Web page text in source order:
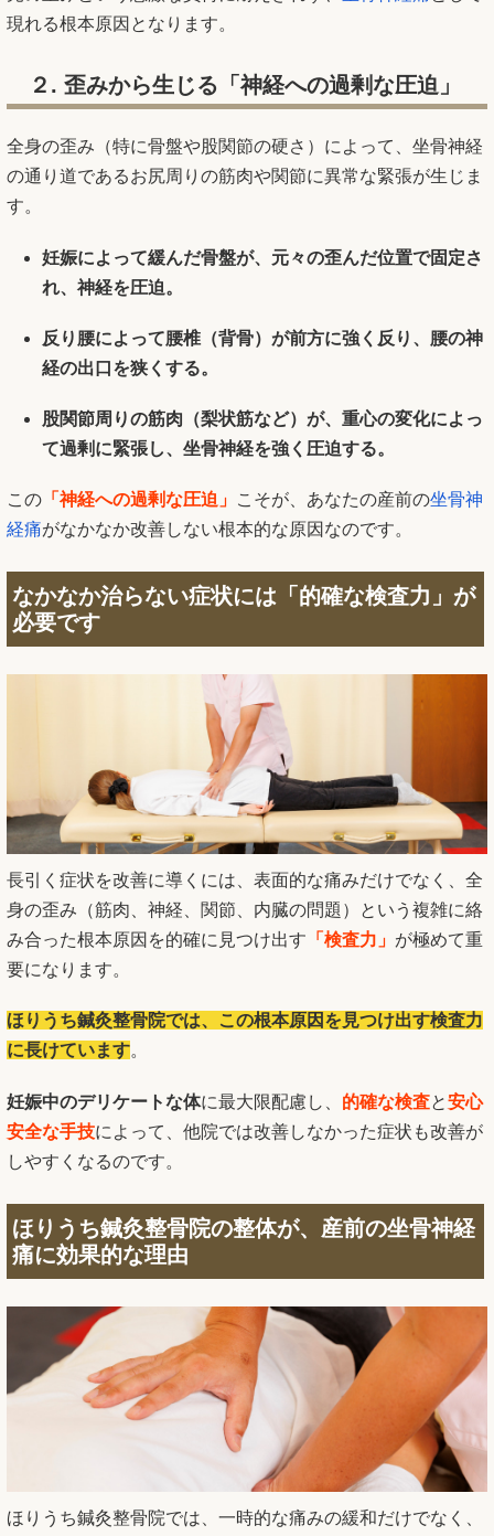
現れる根本原因となります。
２. 歪みから生じる「神経への過剰な圧迫」
全身の歪み（特に骨盤や股関節の硬さ）によって、坐骨神経
の通り道であるお尻周りの筋肉や関節に異常な緊張が生じま
す。
妊娠によって緩んだ骨盤が、元々の歪んだ位置で固定さ
れ、神経を圧迫。
反り腰によって腰椎（背骨）が前方に強く反り、腰の神
経の出口を狭くする。
股関節周りの筋肉（梨状筋など）が、重心の変化によっ
て過剰に緊張し、坐骨神経を強く圧迫する。
この 「神経への過剰な圧迫」 こそが、あなたの産前の坐骨神
経痛がなかなか改善しない根本的な原因なのです。
なかなか治らない症状には「的確な検査力」が
必要です
長引く症状を改善に導くには、表面的な痛みだけでなく、全
身の歪み（筋肉、神経、関節、内臓の問題）という複雑に絡
み合った根本原因を的確に見つけ出す 「検査力」 が極めて重
要になります。
ほりうち鍼灸整骨院では、この根本原因を見つけ出す検査力
に長けています。
妊娠中のデリケートな体に最大限配慮し、 的確な検査と安心
安全な手技によって、他院では改善しなかった症状も改善が
しやすくなるのです。
ほりうち鍼灸整骨院の整体が、産前の坐骨神経
痛に効果的な理由
ほりうち鍼灸整骨院では、一時的な痛みの緩和だけでなく、